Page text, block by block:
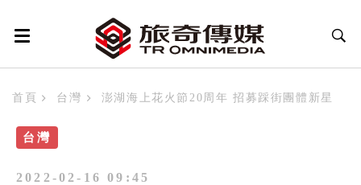
首頁 台灣 澎湖海上花火節20周年 招募踩街團體新星
台灣
2022-02-16 09:45